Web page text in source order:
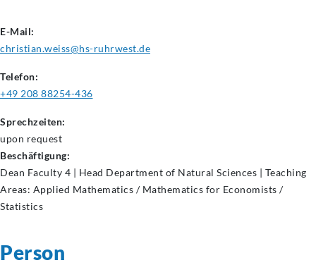
E-Mail:
christian.weiss@hs-ruhrwest.de
Telefon:
+49 208 88254-436
Sprechzeiten:
upon request
Beschäftigung:
Dean Faculty 4 | Head Department of Natural Sciences | Teaching
Areas: Applied Mathematics / Mathematics for Economists /
Statistics
Person